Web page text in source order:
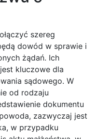
szereg
dowód w sprawie i
żądań. Ich
kluczowe dla
sądowego. W
od rodzaju
dokumentu
zazwyczaj jest
w przypadku